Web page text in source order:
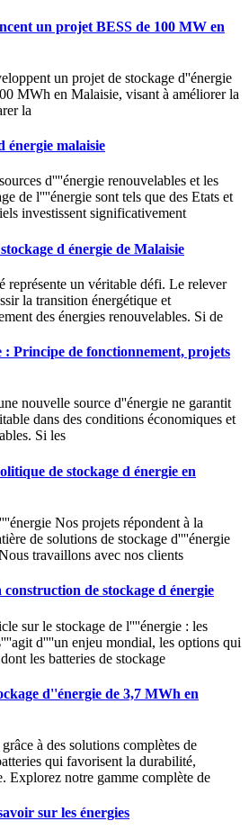
un projet BESS de 100 MW en
un projet de stockage d''énergie
MWh en Malaisie, visant à améliorer la
la
énergie malaisie
d''''énergie renouvelables et les
de l''''énergie sont tels que des Etats et
investissent significativement
d énergie de Malaisie
représente un véritable défi. Le relever
la transition énergétique et
des énergies renouvelables. Si de
: Principe de fonctionnement, projets
nouvelle source d''énergie ne garantit
dans des conditions économiques et
Si les
de stockage d énergie en
Nos projets répondent à la
de solutions de stockage d''''énergie
travaillons avec nos clients
de stockage d énergie
sur le stockage de l''''énergie : les
d''''un enjeu mondial, les options qui
les batteries de stockage
d''énergie de 3,7 MWh en
à des solutions complètes de
qui favorisent la durabilité,
Explorez notre gamme complète de
sur les énergies